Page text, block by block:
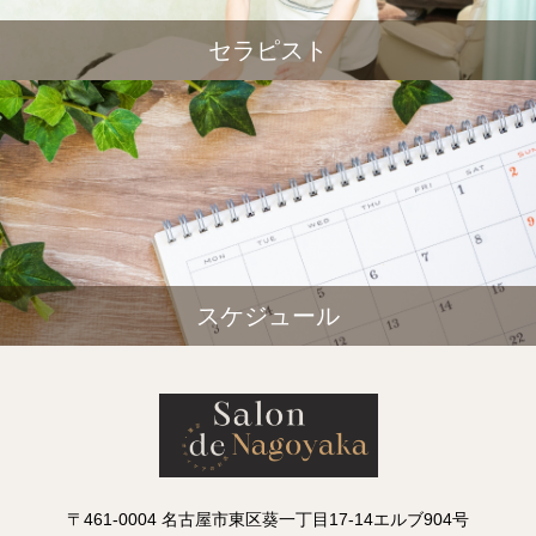
セラピスト
スケジュール
〒461-0004 名古屋市東区葵一丁目17-14エルブ904号